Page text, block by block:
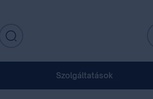
Szolgáltatások